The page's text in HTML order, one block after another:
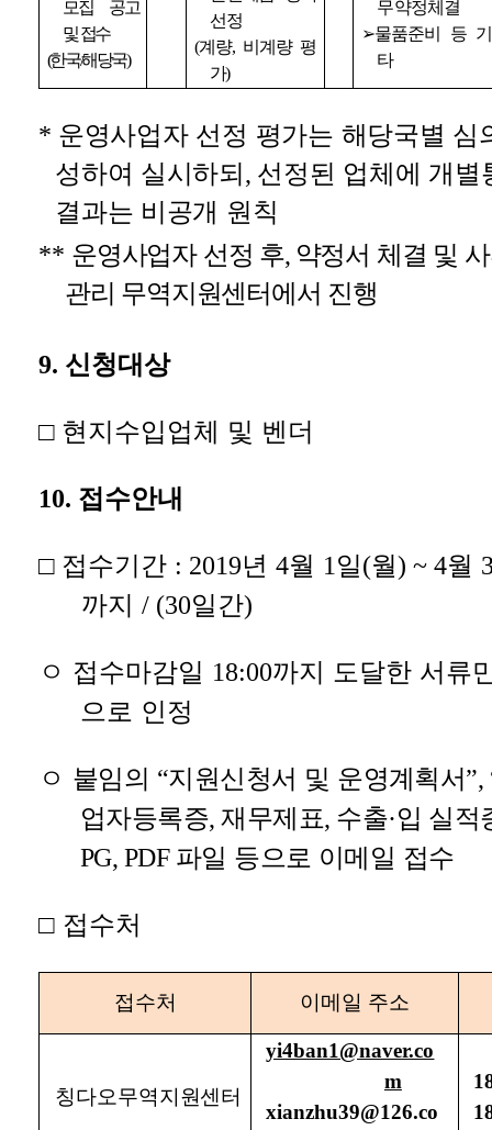
모집 공고
및 접수
(한국/해당국)
선정
(계량, 비계량 평
가)
무약정체결
➢물품준비 등 기
타
* 운영사업자 선정 평가는 해당국별 심
성하여 실시하되 , 선정된 업체에 개별
결과는 비공개 원칙
** 운영사업자 선정 후, 약정서 체결 및
관리 무역지원센터에서 진행
9. 신청대상
□ 현지수입업체 및 벤더
10. 접수안내
□ 접수기간 : 2019년 4월 1 일(월) ~ 4월
까지/ (30일간)
ㅇ 접수마감일 18:00까지 도달한 서류
으로 인정
ㅇ 붙임의 “지원신청서 및 운영계획서”,
업자등록증,재무제표, 수출·입 실적
PG, PDF 파일 등으로 이메일 접수
□ 접수처
접수처 이메일 주소
칭다오무역지원센터
yi4ban1@naver.co
m
xianzhu39@126.co